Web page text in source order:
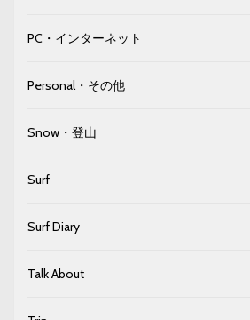
PC・インターネット
Personal・その他
Snow・登山
Surf
Surf Diary
Talk About